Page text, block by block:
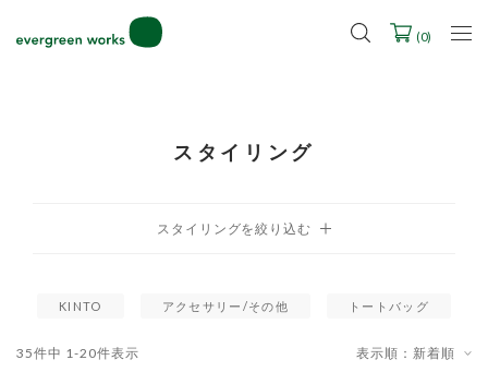
2027年ご入学用ランドセル受注会スケジュール
(0)
スタイリング
KINTO アクセサリー/その他 トートバッグ
表示順：新着順
35件中 1-20件表示